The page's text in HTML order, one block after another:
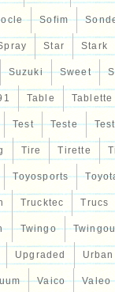
Sofim
Star Stark
Suzuki Sweet
Table Tablette
Test Teste
Tire Tirette
Toyosports
Trucktec Trucs
Twingo
Upgraded Urban
Vaico Valeo